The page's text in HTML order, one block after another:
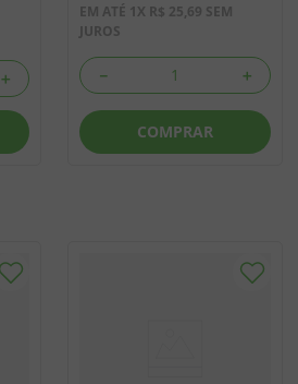
＋
EM ATÉ 1X R$ 25,69 SEM
JUROS
＋
－
COMPRAR